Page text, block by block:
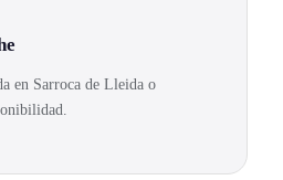
en Sarroca de Lleida o